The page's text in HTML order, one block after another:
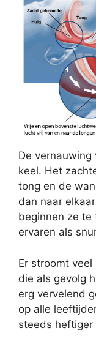
De
keel. Het
tong en de
dan naar
beginnen ze te
ervaren als
Er stroomt
die als gevolg
erg vervelend
op alle
steeds heftiger